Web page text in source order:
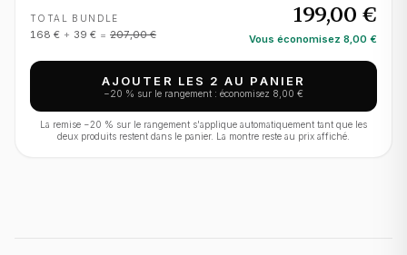
TOTAL BUNDLE
168 € + 39 € = 207,00 €
199,00 €
Vous économisez 8,00 €
AJOUTER LES 2 AU PANIER
−20 % sur le rangement : économisez 8,00 €
La remise −20 % sur le rangement s'applique automatiquement tant que les
deux produits restent dans le panier. La montre reste au prix affiché.